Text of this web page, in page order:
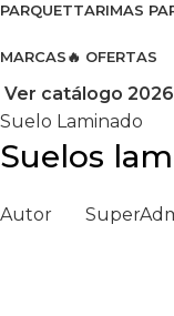
PARQUETTARIMAS
MARCAS🔥 OFERTAS
Ver catálogo 2026
Suelo Laminado
Suelos
Autor